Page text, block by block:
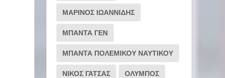
ΜΑΡΙΝΟΣ ΙΩΑΝΝΙΔΗΣ
ΜΠΑΝΤΑ ΓΕΝ
ΜΠΑΝΤΑ ΠΟΛΕΜΙΚΟΥ ΝΑΥΤΙΚΟΥ
ΝΙΚΟΣ ΓΑΤΣΑΣ ΟΛΥΜΠΟΣ